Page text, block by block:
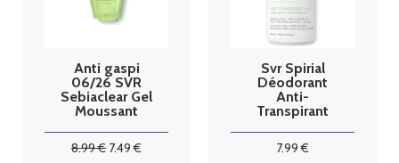
Anti gaspi
06/26 SVR
Sebiaclear Gel
Moussant
Éco-Recharge
8.99€ 7.49 €
Svr Spirial
Déodorant
Anti-
Transpirant
7.99 €